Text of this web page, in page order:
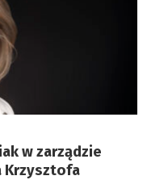
w zarządzie
Krzysztofa